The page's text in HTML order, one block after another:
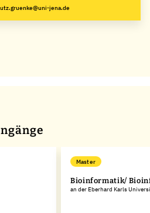
jena.de
Master
Bioinformatik/
an der Eberhard Karls